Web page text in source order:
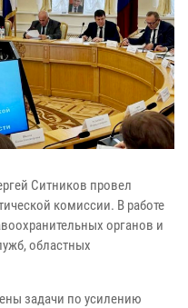
Ситников провел
комиссии. В работе
органов и
областных
задачи по усилению